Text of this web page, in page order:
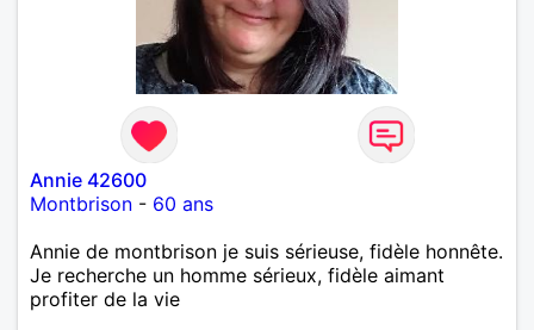
Annie 42600
Montbrison - 60 ans
Annie de montbrison je suis sérieuse, fidèle honnête.
Je recherche un homme sérieux, fidèle aimant
profiter de la vie